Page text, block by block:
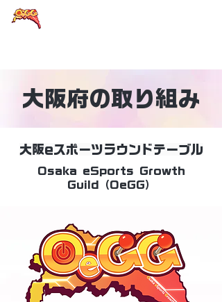
大阪eスポーツラウンドテーブル
大阪府の取り組み
大阪eスポーツラウンドテーブル
Osaka eSports Growth
Guild（OeGG）